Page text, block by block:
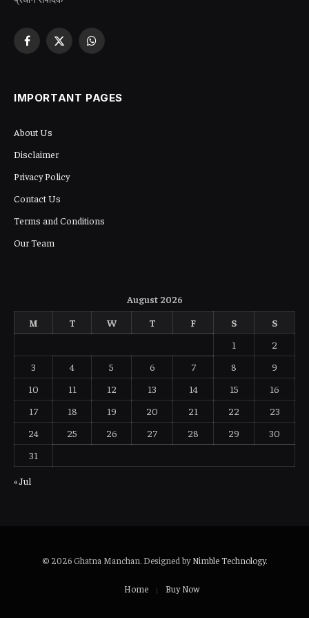
Facebook
X
WhatsApp
IMPORTANT PAGES
About Us
Disclaimer
Privacy Policy
Contact Us
Terms and Conditions
Our Team
August 2026
M
T W T F S
S
1
2
3
4 5 6 7 8
9
10
11 12 13 14 15
16
17
18 19 20 21 22
23
24
25 26 27 28 29
30
31
« Jul
© 2026 Ghatna Manchan. Designed byNimble Technology.
Home Buy Now